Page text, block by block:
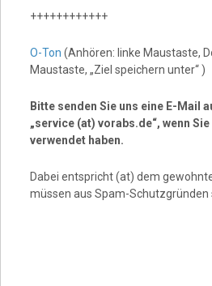
++++++++++++
O-Ton (Anhören: linke Maustaste,
Maustaste, „Ziel speichern unter“ )
Bitte senden Sie uns eine E-Mail
„service (at) vorabs.de“, wenn
verwendet haben.
Dabei entspricht (at) dem
müssen aus Spam-Schutzgründen